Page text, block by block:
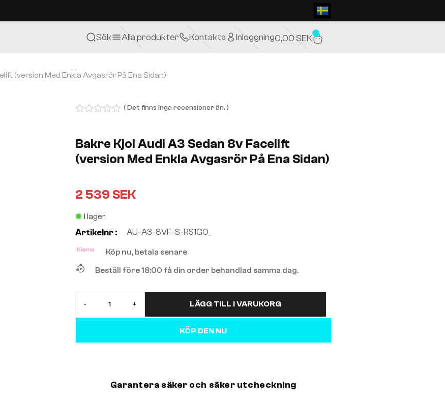
Sök Alla produkter Kontakta Inloggning0,00SEK 0
(version Med Enkla Avgasrör På Ena Sidan)
of
5
( Det finns inga recensioner än. )
Bakre Kjol Audi A3 Sedan 8v Facelift
(version Med Enkla Avgasrör På Ena Sidan)
2 539 SEK
I lager
Artikelnr : AU-A3-8VF-S-RS1GO_
Köp nu, betala senare
Beställ före 18:00 få din order behandlad samma dag.
- + LÄGG TILL I VARUKORG
KÖP DEN NU
Garantera säker och säker utcheckning